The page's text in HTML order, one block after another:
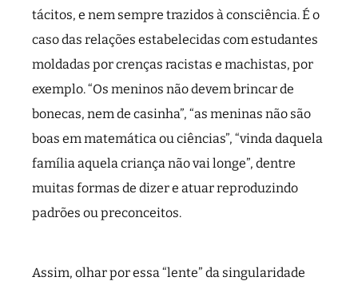
tácitos, e nem sempre trazidos à consciência. É o
caso das relações estabelecidas com estudantes
moldadas por crenças racistas e machistas, por
exemplo. “Os meninos não devem brincar de
bonecas, nem de casinha”, “as meninas não são
boas em matemática ou ciências”, “vinda daquela
família aquela criança não vai longe”, dentre
muitas formas de dizer e atuar reproduzindo
padrões ou preconceitos.
Assim, olhar por essa “lente” da singularidade